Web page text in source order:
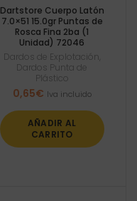
Dartstore Cuerpo Latón
7.0×51 15.0gr Puntas de
Rosca Fina 2ba (1
Unidad) 72046
Dardos de Explotación
Dardos Punta de
Plástico
0,65€ Iva incluido
AÑADIR AL
CARRITO